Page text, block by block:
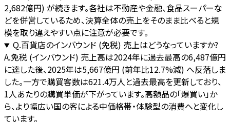
2,682億円) が続きます。各社は不動産や金融、食品スーパーな
どを併営しているため、決算全体の売上をそのまま比べると規
模を取り違えやすい点に注意が必要です。
Q.百貨店のインバウンド (免税) 売上はどうなっていますか?
A.免税 (インバウンド) 売上高は2024年に過去最高の6,487億円
に達した後、2025年は5,667億円 (前年比12.7%減) へ反落しま
した。一方で購買客数は621.4万人と過去最高を更新しており、
1人あたりの購買単価が下がっています。高額品の「爆買い」か
ら、より幅広い国の客による中価格帯・体験型の消費へと変化し
ています。